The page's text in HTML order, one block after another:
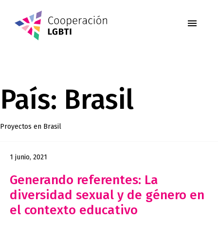
País: Brasil
Proyectos en Brasil
1 junio, 2021
Generando referentes: La
diversidad sexual y de género en
el contexto educativo